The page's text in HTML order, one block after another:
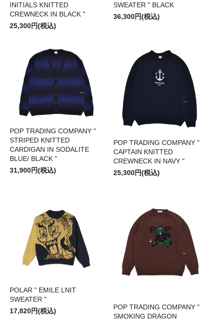
INITIALS KNITTED
CREWNECK IN BLACK "
25,300円(税込)
SWEATER " BLACK
36,300円(税込)
POP TRADING COMPANY "
STRIPED KNITTED
CARDIGAN IN SODALITE
BLUE/ BLACK "
31,900円(税込)
POP TRADING COMPANY "
CAPTAIN KNITTED
CREWNECK IN NAVY "
25,300円(税込)
POLAR " EMILE LNIT
SWEATER "
17,820円(税込)
POP TRADING COMPANY "
SMOKING DRAGON